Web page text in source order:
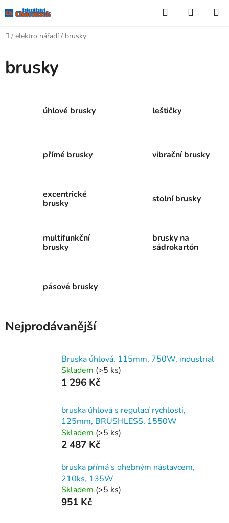
na
obsah
Hledat
KOŠÍK
Domů
/ elektro nářadí / brusky
brusky
úhlové brusky leštičky
přímé brusky vibrační brusky
excentrické
brusky
stolní brusky
multifunkční
brusky
brusky na
sádrokartón
pásové brusky
Nejprodávanější
Bruska úhlová, 115mm, 750W, industrial
Skladem (>5 ks)
1 296 Kč
bruska úhlová s regulací rychlosti,
125mm, BRUSHLESS, 1550W
Skladem (>5 ks)
2 487 Kč
bruska přímá s ohebným nástavcem,
210ks, 135W
Skladem (>5 ks)
951 Kč